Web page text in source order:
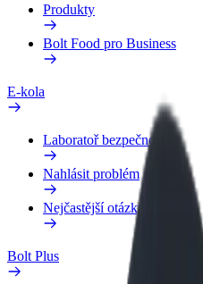
Produkty
Bolt Food pro Business
E-kola
Laboratoř bezpečnosti
Nahlásit problém
Nejčastější otázky
Bolt Plus